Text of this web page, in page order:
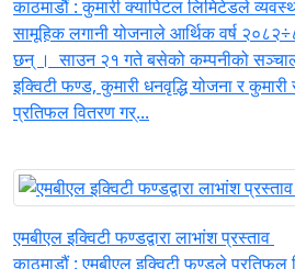
काठमाडौं : कुमारी क्यापिटल लिमिटेडले
सामूहिक लगानी योजनाले आर्थिक वर्ष
छन् । साउन २१ गते बसेको कम्पनीको
इक्विटी फण्ड, कुमारी धनवृद्धि योजना र
प्रतिफल वितरण गर्...
एमबीएल इक्विटी फण्डद्वारा लाभांश प्रस्ताव
काठमाडौं : एमबीएल इक्विटी फण्डले प्रतिफल